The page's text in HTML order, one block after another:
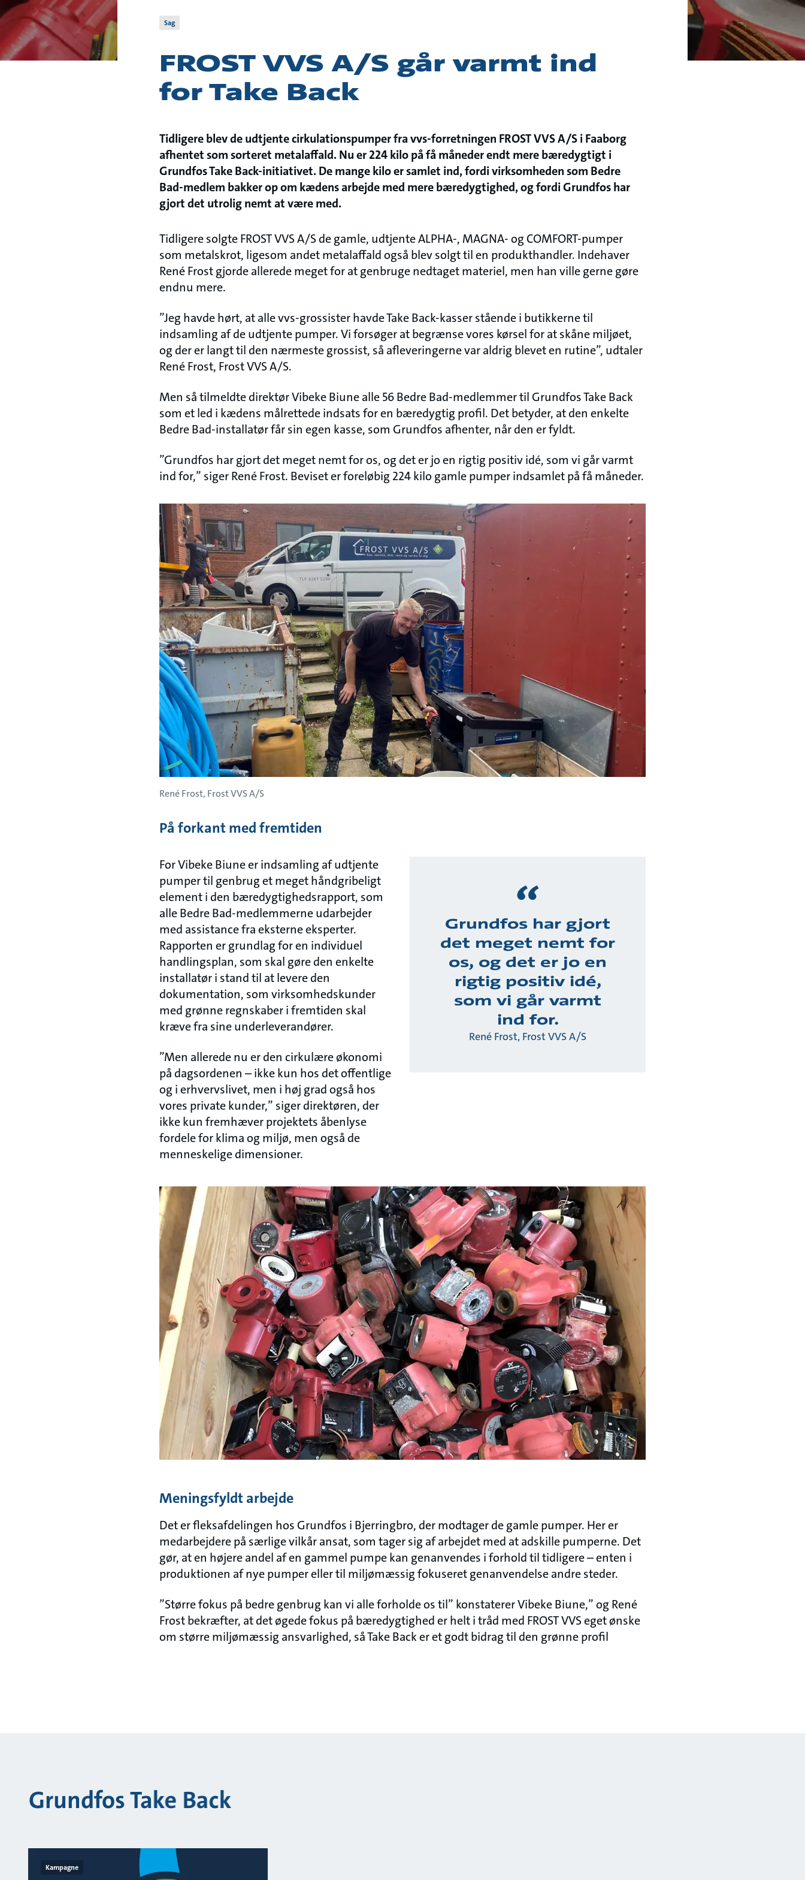
Sag
FROST VVS A/S går varmt ind
for Take Back
Tidligere blev de udtjente cirkulationspumper fra vvs-forretningen FROST VVS A/S i Faaborg
afhentet som sorteret metalaffald. Nu er 224 kilo på få måneder endt mere bæredygtigt i
Grundfos Take Back-initiativet. De mange kilo er samlet ind, fordi virksomheden som Bedre
Bad-medlem bakker op om kædens arbejde med mere bæredygtighed, og fordi Grundfos har
gjort det utrolig nemt at være med.
Tidligere solgte FROST VVS A/S de gamle, udtjente ALPHA-, MAGNA- og COMFORT-pumper
som metalskrot, ligesom andet metalaffald også blev solgt til en produkthandler. Indehaver
René Frost gjorde allerede meget for at genbruge nedtaget materiel, men han ville gerne gøre
endnu mere.
”Jeg havde hørt, at alle vvs-grossister havde Take Back-kasser stående i butikkerne til
indsamling af de udtjente pumper. Vi forsøger at begrænse vores kørsel for at skåne miljøet,
og der er langt til den nærmeste grossist, så afleveringerne var aldrig blevet en rutine”, udtaler
René Frost, Frost VVS A/S.
Men så tilmeldte direktør Vibeke Biune alle 56 Bedre Bad-medlemmer til Grundfos Take Back
som et led i kædens målrettede indsats for en bæredygtig profil. Det betyder, at den enkelte
Bedre Bad-installatør får sin egen kasse, som Grundfos afhenter, når den er fyldt.
”Grundfos har gjort det meget nemt for os, og det er jo en rigtig positiv idé, som vi går varmt
ind for,” siger René Frost. Beviset er foreløbig 224 kilo gamle pumper indsamlet på få måneder.
René Frost, Frost VVS A/S
På forkant med fremtiden
Grundfos har gjort
det meget nemt for
os, og det er jo en
rigtig positiv idé,
som vi går varmt
ind for.
René Frost, Frost VVS A/S
For Vibeke Biune er indsamling af udtjente
pumper til genbrug et meget håndgribeligt
element i den bæredygtighedsrapport, som
alle Bedre Bad-medlemmerne udarbejder
med assistance fra eksterne eksperter.
Rapporten er grundlag for en individuel
handlingsplan, som skal gøre den enkelte
installatør i stand til at levere den
dokumentation, som virksomhedskunder
med grønne regnskaber i fremtiden skal
kræve fra sine underleverandører.
”Men allerede nu er den cirkulære økonomi
på dagsordenen – ikke kun hos det offentlige
og i erhvervslivet, men i høj grad også hos
vores private kunder,” siger direktøren, der
ikke kun fremhæver projektets åbenlyse
fordele for klima og miljø, men også de
menneskelige dimensioner.
Meningsfyldt arbejde
Det er fleksafdelingen hos Grundfos i Bjerringbro, der modtager de gamle pumper. Her er
medarbejdere på særlige vilkår ansat, som tager sig af arbejdet med at adskille pumperne. Det
gør, at en højere andel af en gammel pumpe kan genanvendes i forhold til tidligere – enten i
produktionen af nye pumper eller til miljømæssig fokuseret genanvendelse andre steder.
”Større fokus på bedre genbrug kan vi alle forholde os til” konstaterer Vibeke Biune,” og René
Frost bekræfter, at det øgede fokus på bæredygtighed er helt i tråd med FROST VVS eget ønske
om større miljømæssig ansvarlighed, så Take Back er et godt bidrag til den grønne profil
Grundfos Take Back
Kampagne